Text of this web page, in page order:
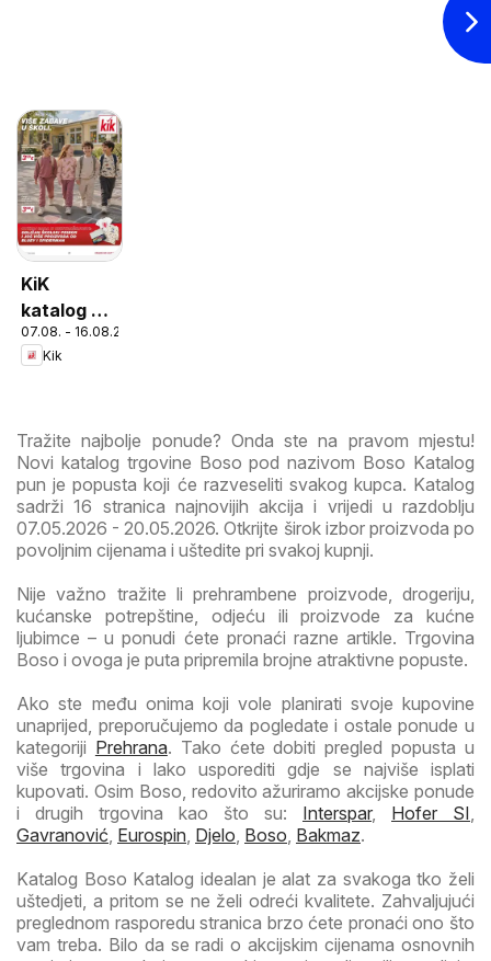
KiK
katalog do
16.08.2026
07.08. - 16.08.2026
Kik
Tražite najbolje ponude? Onda ste na pravom mjestu!
Novi katalog trgovine Boso pod nazivom Boso Katalog
pun je popusta koji će razveseliti svakog kupca. Katalog
sadrži 16 stranica najnovijih akcija i vrijedi u razdoblju
07.05.2026 - 20.05.2026. Otkrijte širok izbor proizvoda po
povoljnim cijenama i uštedite pri svakoj kupnji.
Nije važno tražite li prehrambene proizvode, drogeriju,
kućanske potrepštine, odjeću ili proizvode za kućne
ljubimce – u ponudi ćete pronaći razne artikle. Trgovina
Boso i ovoga je puta pripremila brojne atraktivne popuste.
Ako ste među onima koji vole planirati svoje kupovine
unaprijed, preporučujemo da pogledate i ostale ponude u
kategoriji Prehrana. Tako ćete dobiti pregled popusta u
više trgovina i lako usporediti gdje se najviše isplati
kupovati. Osim Boso, redovito ažuriramo akcijske ponude
i drugih trgovina kao što su: Interspar, Hofer SI,
Gavranović, Eurospin, Djelo, Boso, Bakmaz.
Katalog Boso Katalog idealan je alat za svakoga tko želi
uštedjeti, a pritom se ne želi odreći kvalitete. Zahvaljujući
preglednom rasporedu stranica brzo ćete pronaći ono što
vam treba. Bilo da se radi o akcijskim cijenama osnovnih